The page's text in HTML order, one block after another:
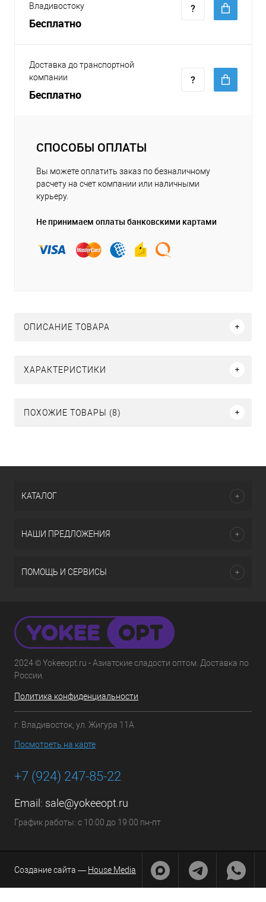
Владивостоку
Бесплатно
Доставка до транспортной
компании
Бесплатно
СПОСОБЫ ОПЛАТЫ
Вы можете оплатить заказ по безналичному
расчету на счет компании или наличными
курьеру.
Не принимаем оплаты банковскими картами
ОПИСАНИЕ ТОВАРА
ХАРАКТЕРИСТИКИ
ПОХОЖИЕ ТОВАРЫ (8)
КАТАЛОГ
НАШИ ПРЕДЛОЖЕНИЯ
ПОМОЩЬ И СЕРВИСЫ
2024 © Yokeeopt.ru - Азиатские сладости оптом. Доставка по
России.
Политика конфиденциальности
г. Владивосток, ул. Жигура 11А
Посмотреть на карте
+7 (924) 247-85-22
Email: sale@yokeeopt.ru
График работы: с 10:00 до 19:00 пн-пт
Создание сайта — House Media